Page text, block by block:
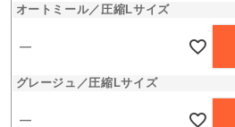
オートミール／圧縮Lサイズ
―
グレージュ／圧縮Lサイズ
―